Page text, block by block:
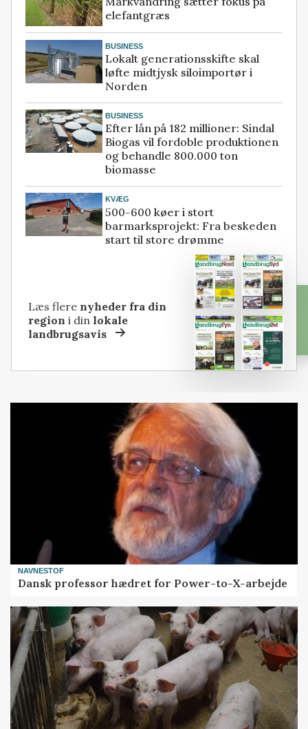
elefantgræs
BUSINESS
Lokalt generationsskifte skal
løfte midtjysk siloimportør i
Norden
BUSINESS
Efter lån på 182 millioner: Sindal
Biogas vil fordoble produktionen
og behandle 800.000 ton
biomasse
KVÆG
500-600 køer i stort
barmarksprojekt: Fra beskeden
start til store drømme
Læs flere nyheder fra din
region i dinlokale
landbrugsavis
NAVNESTOF
Dansk professor hædret for Power-to-X-arbejde